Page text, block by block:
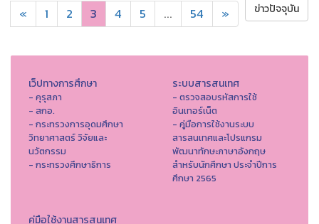
« 1 2 3 4 5 ... 54 » ข่าวปัจจุบัน
เว็ปทางการศึกษา
- คุรุสภา
- สกอ.
- กระทรวงการอุดมศึกษา
วิทยาศาสตร์ วิจัยและ
นวัตกรรม
- กระทรวงศึกษาธิการ
ระบบสารสนเทศ
- ตรวจสอบรหัสการใช้
อินเทอร์เน็ต
- คู่มือการใช้งานระบบ
สารสนเทศและโปรแกรม
พัฒนาทักษะภาษาอังกฤษ
สำหรับนักศึกษา ประจำปีการ
ศึกษา 2565
คู่มือใช้งานสารสนเทศ